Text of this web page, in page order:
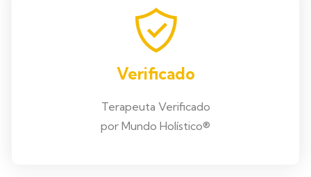
Verificado
Terapeuta Verificado
por Mundo Holístico®